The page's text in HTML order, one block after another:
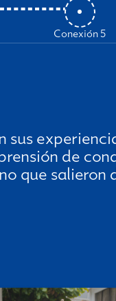
Conexión 5
sus
de
que